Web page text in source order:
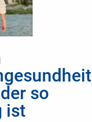
so
ist